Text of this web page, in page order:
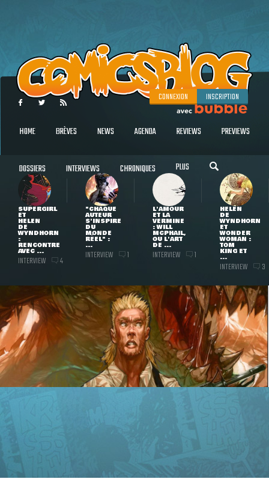
CONNEXION INSCRIPTION
HOME BRÈVES NEWS AGENDA REVIEWS PREVIEWS
DOSSIERS INTERVIEWS CHRONIQUES PLUS
SUPERGIRL
ET
HELEN
DE
WYNDHORN
:
RENCONTRE
AVEC ...
INTERVIEW 4
"CHAQUE
AUTEUR
S'INSPIRE
DU
MONDE
RÉEL" :
...
INTERVIEW 1
L'AMOUR
ET LA
VERMINE
: WILL
MCPHAIL,
OU L'ART
DE ...
INTERVIEW 1
HELEN
DE
WYNDHORN
ET
WONDER
WOMAN :
TOM
KING ET
...
INTERVIEW 3